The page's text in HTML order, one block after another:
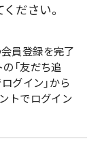
ださい。
員登録を完了
の「友だち追
グイン」から
トでログイン